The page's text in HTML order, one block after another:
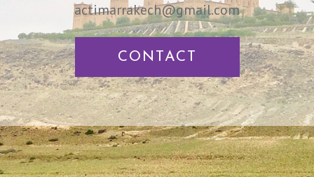
actimarrakech@gmail.com
CONTACT